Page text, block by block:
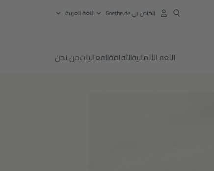
الخاص بي Goethe.de ‏اللغة العربية
اللغة الألمانيةالثقافةالفعالياتمن نحن